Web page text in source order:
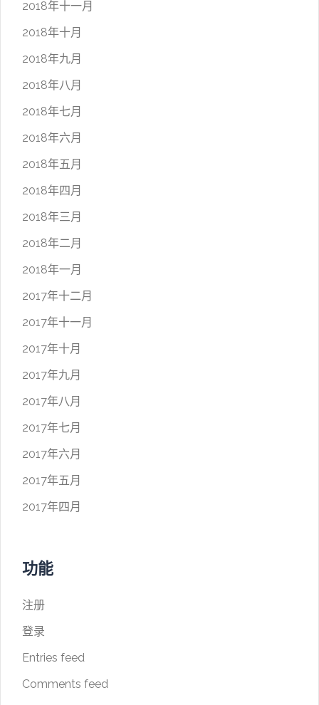
2018年十一月
2018年十月
2018年九月
2018年八月
2018年七月
2018年六月
2018年五月
2018年四月
2018年三月
2018年二月
2018年一月
2017年十二月
2017年十一月
2017年十月
2017年九月
2017年八月
2017年七月
2017年六月
2017年五月
2017年四月
功能
注册
登录
Entries feed
Comments feed